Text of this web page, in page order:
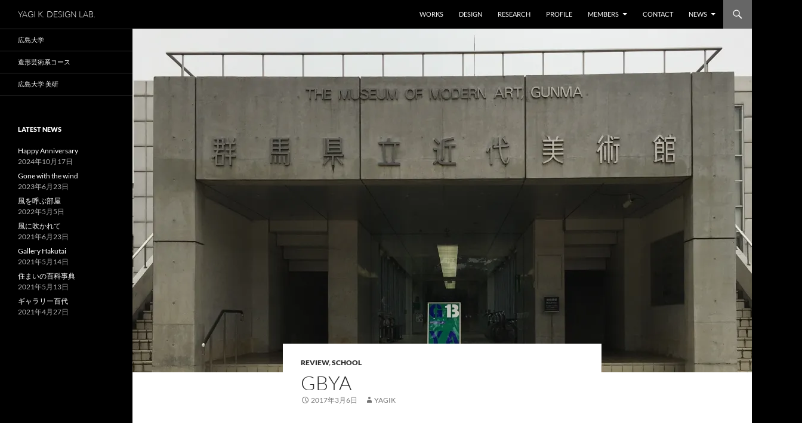
ン
ツ
YAGI K. DESIGN LAB. WORKS DESIGN RESEARCH PROFILE MEMBERS CONTACT NEWS
REVIEW,SCHOOL
GBYA
2017年3月6日 YAGIK
広島大学
造形芸術系コース
広島大学 美研
LATEST NEWS
Happy Anniversary
2024年10月17日
Gone with the wind
2023年6月23日
風を呼ぶ部屋
2022年5月5日
風に吹かれて
2021年6月23日
Gallery Hakutai
2021年5月14日
住まいの百科事典
2021年5月13日
ギャラリー百代
2021年4月27日